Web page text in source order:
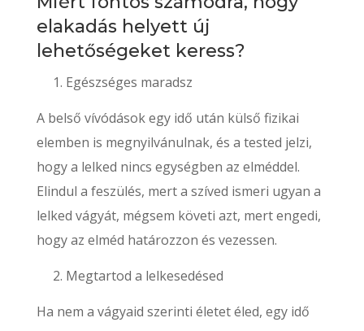
elakadás helyett új
lehetőségeket keress?
Egészséges maradsz
A belső vívódások egy idő után külső fizikai
elemben is megnyilvánulnak, és a tested jelzi,
hogy a lelked nincs egységben az elméddel.
Elindul a feszülés, mert a szíved ismeri ugyan a
lelked vágyát, mégsem követi azt, mert engedi,
hogy az elméd határozzon és vezessen.
Megtartod a lelkesedésed
Ha nem a vágyaid szerinti életet éled, egy idő